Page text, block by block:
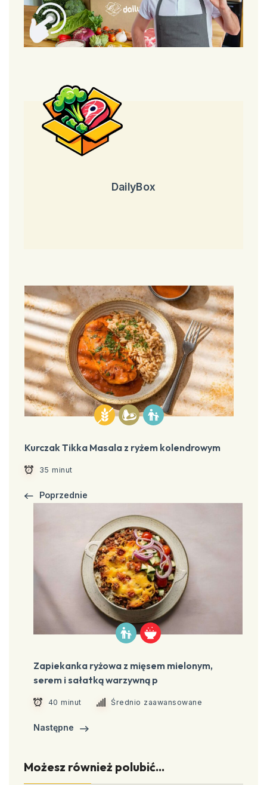
DailyBox
Kurczak Tikka Masala z ryżem kolendrowym
35 minut
Poprzednie
Zapiekanka ryżowa z mięsem mielonym,
serem i sałatką warzywną p
40 minut Średnio zaawansowane
Następne
Możesz również polubić...